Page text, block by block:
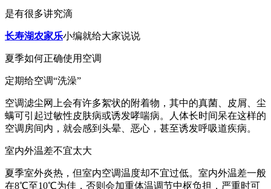
是有很多讲究滴
长寿湖农家乐小编就给大家说说
夏季如何正确使用空调
定期给空调“洗澡”
空调滤尘网上会有许多絮状的附着物，其中的真菌、皮屑、尘
螨可引起过敏性皮肤病或诱发哮喘病。人体长时间呆在这样的
空调房间内，就会感到头晕、恶心，甚至诱发呼吸道疾病。
室内外温差不宜太大
夏季室外炎热，但室内空调温度却不宜过低。室内外温差一般
在8℃至10℃为佳，否则会加重体温调节中枢负担，严重时可